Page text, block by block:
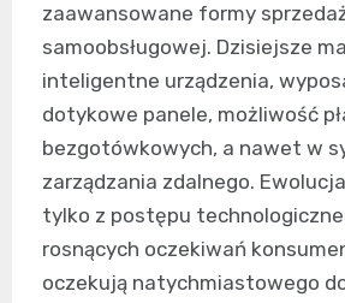
zaawansowane formy
samoobsługowej. Dzisiejsze
inteligentne urządzenia,
dotykowe panele, możliwość
bezgotówkowych, a nawet w
zarządzania zdalnego.
tylko z postępu
rosnących oczekiwań
oczekują natychmiastowego